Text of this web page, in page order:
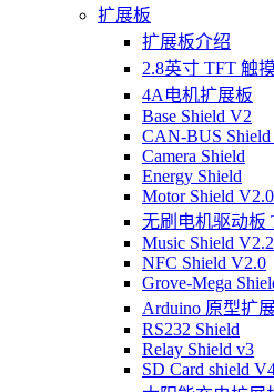
扩展板
扩展板介绍
2.8英寸 TFT 触
4A电机扩展板
Base Shield V2
CAN-BUS
Camera Shield
Energy Shield
Motor Shield V2.0
无刷电机驱动板
Music Shield V2.2
NFC Shield V2.0
Grove-Mega
Arduino 原型扩
RS232 Shield
Relay Shield v3
SD Card shield